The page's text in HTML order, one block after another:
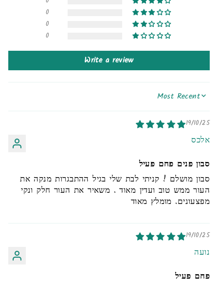
0
0
0
Write a review
SORT BY
19/10/25
אלכס
סבון פנים פחם פעיל
סבון מושלם ! קניתי לבת שלי בגיל ההתבגרות מנקה את
העור ממש טוב ועדין מאוד . משאיר את העור חלק ונקי
מפצעונים. מומלץ מאוד
19/10/25
נועה
פחם פעיל